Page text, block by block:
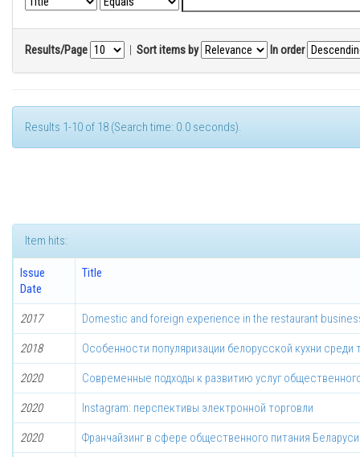
Results/Page | Sort items by In order
Results 1-10 of 18 (Search time: 0.0 seconds).
Item hits:
Issue
Date
Title
2017 Domestic and foreign experience in the restaurant
2018 Особенности популяризации белорусской кухни среди
2020 Современные подходы к развитию услуг
2020 Instagram: перспективы электронной торговли
2020 Франчайзинг в сфере общественного питания Беларуси